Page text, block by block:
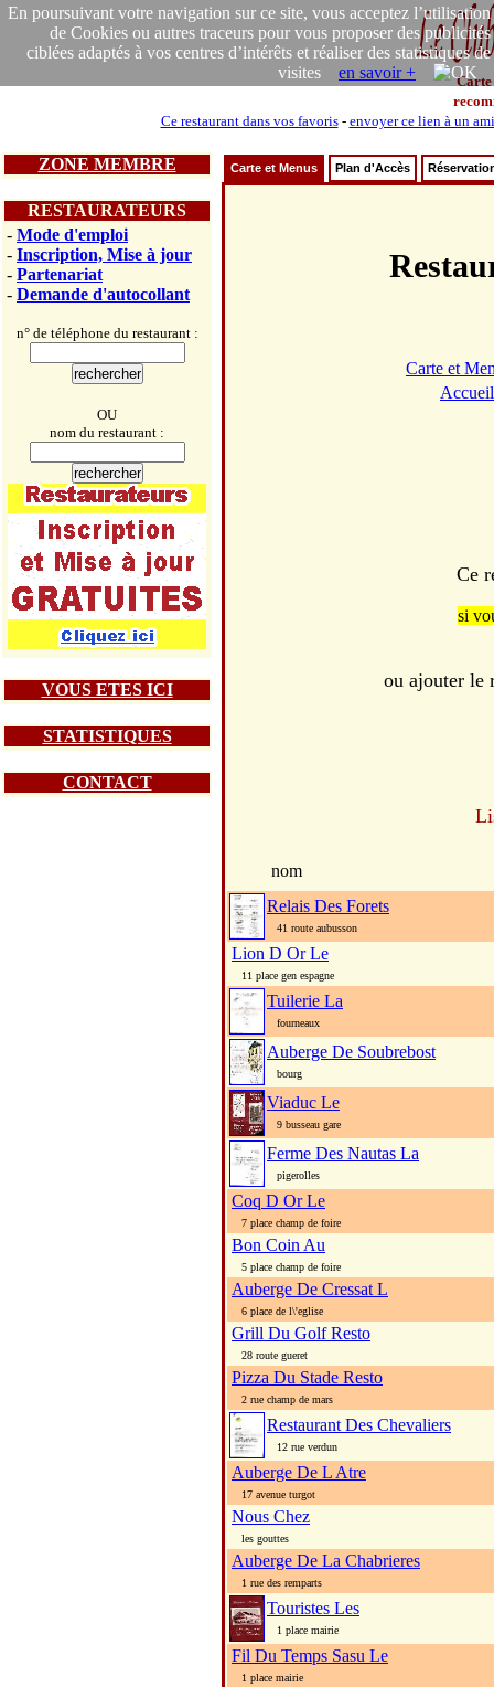
En poursuivant votre navigation sur ce site, vous acceptez l’utilisation
de Cookies ou autres traceurs pour vous proposer des publicités
ciblées adaptés à vos centres d’intérêts et réaliser des statistiques de
visites en savoir +
Carte
Ce restaurant dans vos favoris- envoyer ce lien à un ami
ZONE MEMBRE
RESTAURATEURS
- Mode d'emploi
- Inscription, Mise à jour
- Partenariat
- Demande d'autocollant
n° de téléphone du restaurant :
OU
nom du restaurant :
VOUS ETES ICI
STATISTIQUES
CONTACT
Carte et Menus Plan d'Accès
Carte et
Accueil
Ce
si
ou ajouter le
nom
Relais Des Forets
41 route aubusson
Lion D Or Le
11 place gen espagne
Tuilerie La
fourneaux
Auberge De Soubrebost
bourg
Viaduc Le
9 busseau gare
Ferme Des Nautas La
pigerolles
Coq D Or Le
7 place champ de foire
Bon Coin Au
5 place champ de foire
Auberge De Cressat L
6 place de l\'eglise
Grill Du Golf Resto
28 route gueret
Pizza Du Stade Resto
2 rue champ de mars
Restaurant Des Chevaliers
12 rue verdun
Auberge De L Atre
17 avenue turgot
Nous Chez
les gouttes
Auberge De La Chabrieres
1 rue des remparts
Touristes Les
1 place mairie
Fil Du Temps Sasu Le
1 place mairie